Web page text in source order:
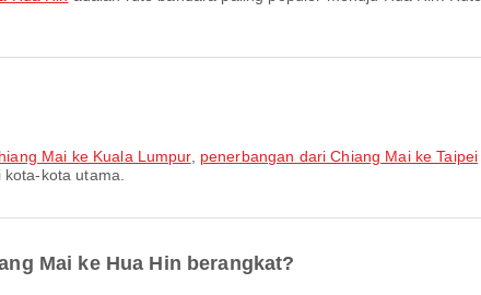
Mai ke Kuala Lumpur, penerbangan dari Chiang Mai ke Taipei
kota utama.
Mai ke Hua Hin berangkat?